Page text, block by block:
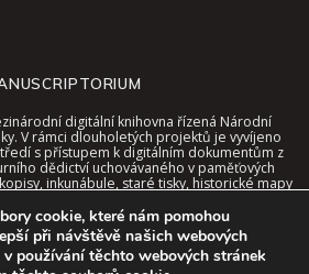
digitální knihovna řízená Národní
V rámci dlouholetých projektů je vyvíjeno
s přístupem k digitálním dokumentům z
dědictví uchovávaného v paměťových
inkunábule, staré tisky, historické mapy
dostupné v jednotném rozhraní digitální
nástroji a kontextem virtuálního
prostředí.
cookie, které nám pomohou
při návštěvě našich webových
používání těchto webových stránek